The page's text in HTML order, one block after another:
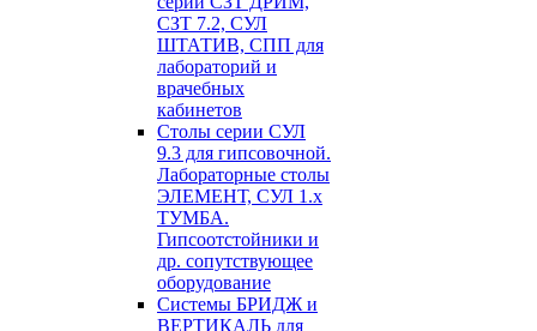
СЗТ 7.2, СУЛ
ШТАТИВ, СПП для
лабораторий и
врачебных
кабинетов
Столы серии СУЛ
9.3 для гипсовочной.
Лабораторные столы
ЭЛЕМЕНТ, СУЛ 1.х
ТУМБА.
Гипсоотстойники и
др. сопутствующее
оборудование
Системы БРИДЖ и
ВЕРТИКАЛЬ для